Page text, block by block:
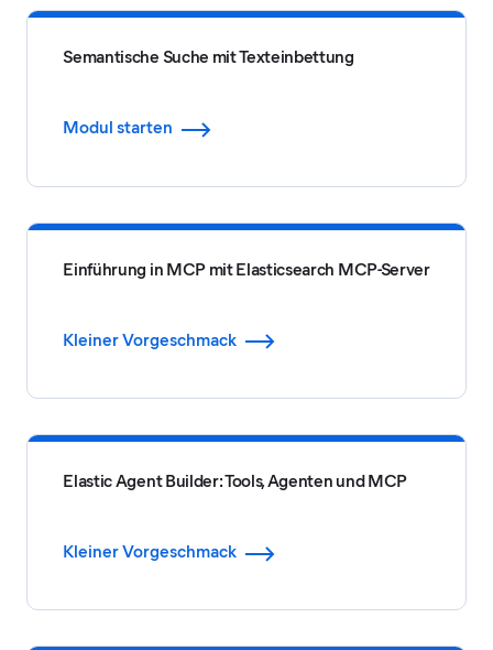
Semantische Suche mit Texteinbettung
Modul starten
Einführung in MCP mit Elasticsearch MCP-Server
Kleiner Vorgeschmack
Elastic Agent Builder: Tools, Agenten und MCP
Kleiner Vorgeschmack